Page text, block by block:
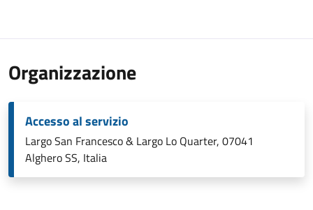
Organizzazione
Accesso al servizio
Largo San Francesco & Largo Lo Quarter, 07041
Alghero SS, Italia